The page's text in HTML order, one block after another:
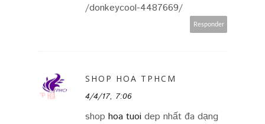
/donkeycool-4487669/
Responder
SHOP HOA TPHCM
4/4/17, 7:06
shop hoa tuoi dep nhất đa dạng